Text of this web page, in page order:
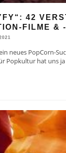
42
FILME &
neues PopCorn-
Popkultur hat uns